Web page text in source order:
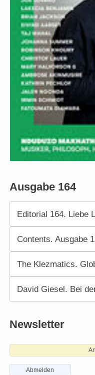
Ausgabe 164
Editorial 164. Liebe
Contents. Ausgabe
The Klezmatics.
David Giesel. Bei
Newsletter
Abmelden